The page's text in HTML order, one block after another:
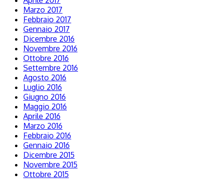
Marzo 2017
Febbraio 2017
Gennaio 2017
Dicembre 2016
Novembre 2016
Ottobre 2016
Settembre 2016
Agosto 2016
Luglio 2016
Giugno 2016
Maggio 2016
Aprile 2016
Marzo 2016
Febbraio 2016
Gennaio 2016
Dicembre 2015
Novembre 2015
Ottobre 2015